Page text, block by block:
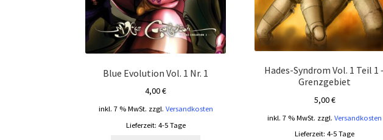
Blue Evolution Vol. 1 Nr. 1
4,00€
inkl. 7 % MwSt. zzgl. Versandkosten
Lieferzeit: 4-5 Tage
Hades-Syndrom Vol. 1 Teil 1
Grenzgebiet
5,00€
inkl. 7 % MwSt. zzgl.Versandkosten
Lieferzeit:4-5 Tage